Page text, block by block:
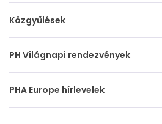
Közgyűlések
PH Világnapi rendezvények
PHA Europe hírlevelek